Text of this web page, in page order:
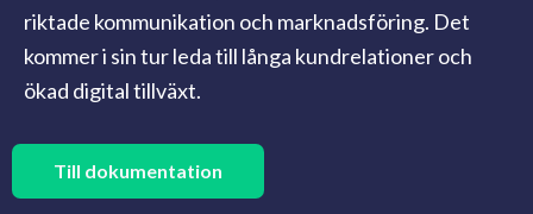
riktade kommunikation och marknadsföring. Det
kommer i sin tur leda till långa kundrelationer och
ökad digital tillväxt.
Till dokumentation